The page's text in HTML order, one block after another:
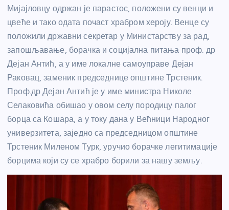
Мијајловцу одржан је парастос, положени су венци и
цвеће и тако одата почаст храбром хероју. Венце су
положили државни секретар у Министарству за рад,
запошљавање, борачка и социјална питања проф. др
Дејан Антић, а у име локалне самоуправе Дејан
Раковац, заменик председнице општине Трстеник.
Проф.др Дејан Антић је у име министра Николе
Селаковића обишао у овом селу породицу палог
борца са Кошара, а у току дана у Већници Народног
универзитета, заједно са председницом општине
Трстеник Миленом Турк, уручио борачке легитимације
борцима који су се храбро борили за нашу земљу.